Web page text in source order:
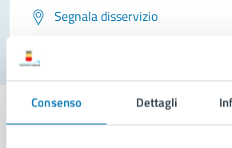
Consenso Dettagli
Segnala disservizio